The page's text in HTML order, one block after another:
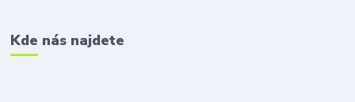
Kde nás najdete